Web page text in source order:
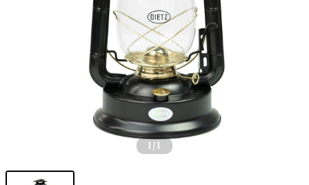
1 /1